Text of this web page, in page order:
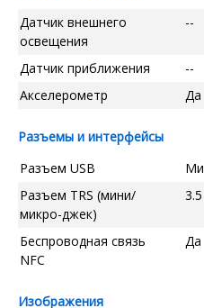
Датчик внешнего
освещения
--
Датчик приближения --
Акселерометр
Да
Разъемы и интерфейсы
Разъем USB
Разъем TRS (мини/
микро-джек)
Беспроводная связь
NFC
Да
Изображения